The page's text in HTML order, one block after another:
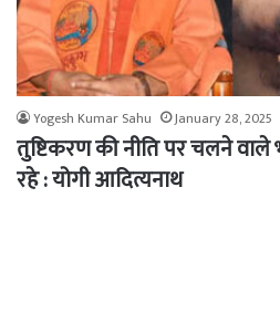
Yogesh Kumar Sahu January 28, 2025
तुष्टिकरण की नीति पर चलने
रहे : योगी आदित्यनाथ